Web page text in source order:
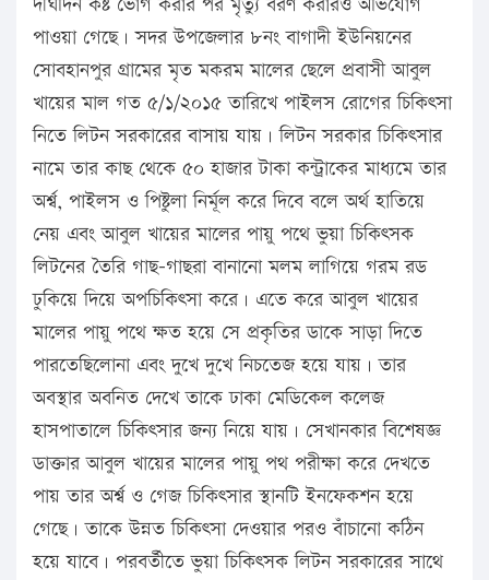
পাওয়া গেছে। সদর উপজেলার ৮নং বাগাদী ইউনিয়নের
সোবহানপুর গ্রামের মৃত মকরম মালের ছেলে প্রবাসী আবুল
খায়ের মাল গত ৫/১/২০১৫ তারিখে পাইলস রোগের চিকিৎসা
নিতে লিটন সরকারের বাসায় যায়। লিটন সরকার চিকিৎসার
নামে তার কাছ থেকে ৫০ হাজার টাকা কন্ট্রাকের মাধ্যমে তার
অর্শ্ব, পাইলস ও পিষ্টুলা নির্মূল করে দিবে বলে অর্থ হাতিয়ে
নেয় এবং আবুল খায়ের মালের পায়ু পথে ভুয়া চিকিৎসক
লিটনের তৈরি গাছ-গাছরা বানানো মলম লাগিয়ে গরম রড
ঢুকিয়ে দিয়ে অপচিকিৎসা করে। এতে করে আবুল খায়ের
মালের পায়ু পথে ক্ষত হয়ে সে প্রকৃতির ডাকে সাড়া দিতে
পারতেছিলোনা এবং দুখে দুখে নিচতেজ হয়ে যায়। তার
অবস্থার অবনিত দেখে তাকে ঢাকা মেডিকেল কলেজ
হাসপাতালে চিকিৎসার জন্য নিয়ে যায়। সেখানকার বিশেষজ্ঞ
ডাক্তার আবুল খায়ের মালের পায়ু পথ পরীক্ষা করে দেখতে
পায় তার অর্শ্ব ও গেজ চিকিৎসার স্থানটি ইনফেকশন হয়ে
গেছে। তাকে উন্নত চিকিৎসা দেওয়ার পরও বাঁচানো কঠিন
হয়ে যাবে। পরবর্তীতে ভুয়া চিকিৎসক লিটন সরকারের সাথে